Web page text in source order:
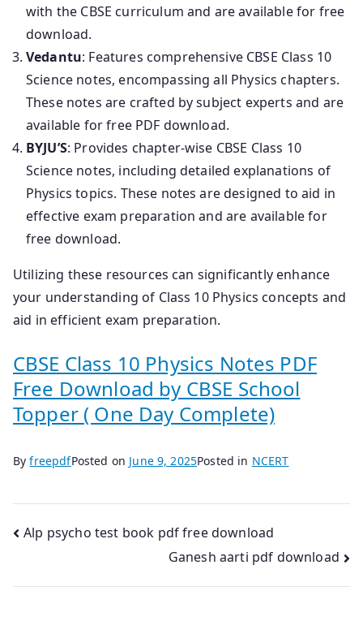
with the CBSE curriculum and are available for free
download.
Vedantu: Features comprehensive CBSE Class 10
Science notes, encompassing all Physics chapters.
These notes are crafted by subject experts and are
available for free PDF download.
BYJU’S: Provides chapter-wise CBSE Class 10
Science notes, including detailed explanations of
Physics topics. These notes are designed to aid in
effective exam preparation and are available for
free download.
Utilizing these resources can significantly enhance
your understanding of Class 10 Physics concepts and
aid in efficient exam preparation.
CBSE Class 10 Physics Notes PDF
Free Download by CBSE School
Topper ( One Day Complete)
ByfreepdfPosted on June 9, 2025Posted in NCERT
Post
Alp psycho test book pdf free download
Ganesh aarti pdf download